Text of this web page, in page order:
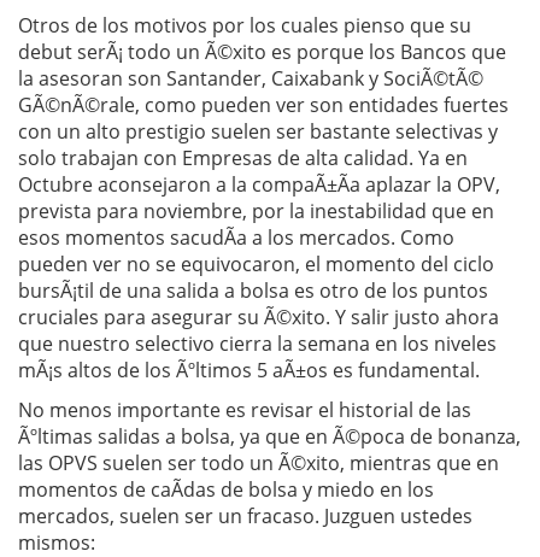
Otros de los motivos por los cuales pienso que su
debut serÃ¡ todo un Ã©xito es porque los Bancos que
la asesoran son Santander, Caixabank y SociÃ©tÃ©
GÃ©nÃ©rale, como pueden ver son entidades fuertes
con un alto prestigio suelen ser bastante selectivas y
solo trabajan con Empresas de alta calidad. Ya en
Octubre aconsejaron a la compaÃ±Ã­a aplazar la OPV,
prevista para noviembre, por la inestabilidad que en
esos momentos sacudÃ­a a los mercados. Como
pueden ver no se equivocaron, el momento del ciclo
bursÃ¡til de una salida a bolsa es otro de los puntos
cruciales para asegurar su Ã©xito. Y salir justo ahora
que nuestro selectivo cierra la semana en los niveles
mÃ¡s altos de los Ãºltimos 5 aÃ±os es fundamental.
No menos importante es revisar el historial de las
Ãºltimas salidas a bolsa, ya que en Ã©poca de bonanza,
las OPVS suelen ser todo un Ã©xito, mientras que en
momentos de caÃ­das de bolsa y miedo en los
mercados, suelen ser un fracaso. Juzguen ustedes
mismos: